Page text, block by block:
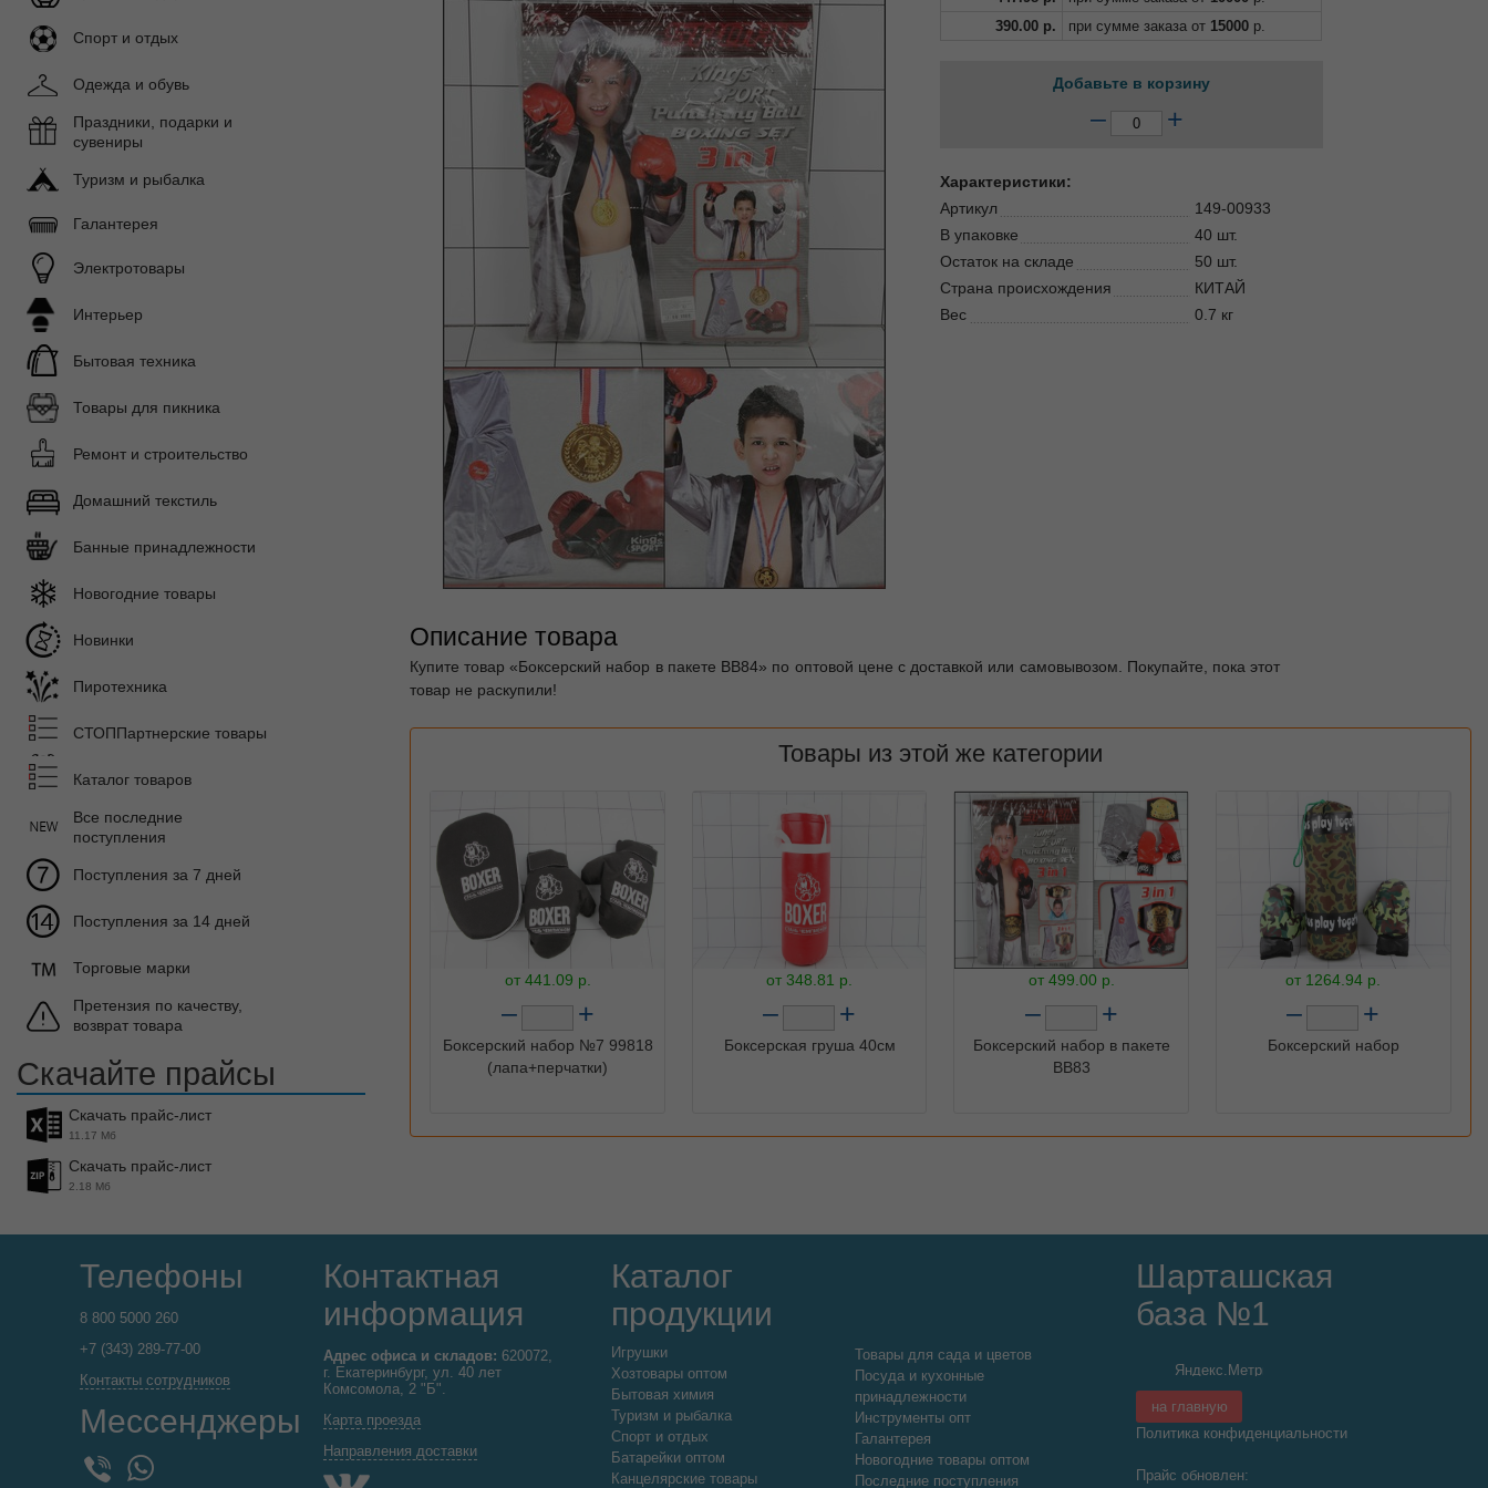
390.00 р. при сумме заказа от 15000 р.
Добавьте в корзину
– +
Характеристики:
Артикул
149-00933
В упаковке
40 шт.
Остаток на складе
50 шт.
Страна происхождения
КИТАЙ
Вес
0.7 кг
Описание товара
Купите товар «Боксерский набор в пакете ВВ84» по оптовой цене с доставкой или самовывозом. Покупайте, пока этот
товар не раскупили!
Товары из этой же категории
от 441.09 р.
– +
Боксерский набор №7 99818
(лапа+перчатки)
от348.81 р.
– +
Боксерская груша 40см
от 499.00 р.
– +
Боксерский набор в пакете
ВВ83
от 1264.94 р.
– +
Боксерский набор
Спорт и отдых
Одежда и обувь
Праздники, подарки и
сувениры
Туризм и рыбалка
Галантерея
Электротовары
Интерьер
Бытовая техника
Товары для пикника
Ремонт и строительство
Домашний текстиль
Банные принадлежности
Новогодние товары
Новинки
Пиротехника
СТОППартнерские товары
Каталог товаров
Все последние
поступления
Поступления за 7 дней
Поступления за 14 дней
Торговые марки
Претензия по качеству,
возврат товара
Скачайте прайсы
Скачать прайс-лист
11.17 Мб
Скачать прайс-лист
2.18 Мб
Телефоны
8 800 5000 260
+7 (343) 289-77-00
Контакты сотрудников
Мессенджеры
WhatsApp
Контактная
информация
Адрес офиса и складов: 620072,
г. Екатеринбург, ул. 40 лет
Комсомола, 2 "Б".
Карта проезда
Направления доставки
Каталог
продукции
Игрушки
Хозтовары оптом
Бытовая химия
Туризм и рыбалка
Спорт и отдых
Батарейки оптом
Канцелярские товары
Товары для сада и цветов
Посуда и кухонные
принадлежности
Инструменты опт
Галантерея
Новогодние товары оптом
Последние поступления
Шарташская
база №1
на главную
Политика конфиденциальности
Прайс обновлен: